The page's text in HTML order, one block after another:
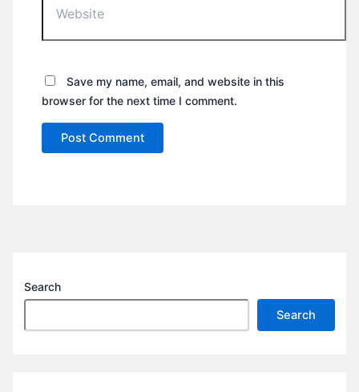
Save my name, email, and website in this
browser for the next time I comment.
Search
Search